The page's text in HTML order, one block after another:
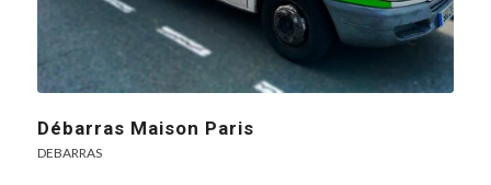
Débarras Maison Paris
DEBARRAS